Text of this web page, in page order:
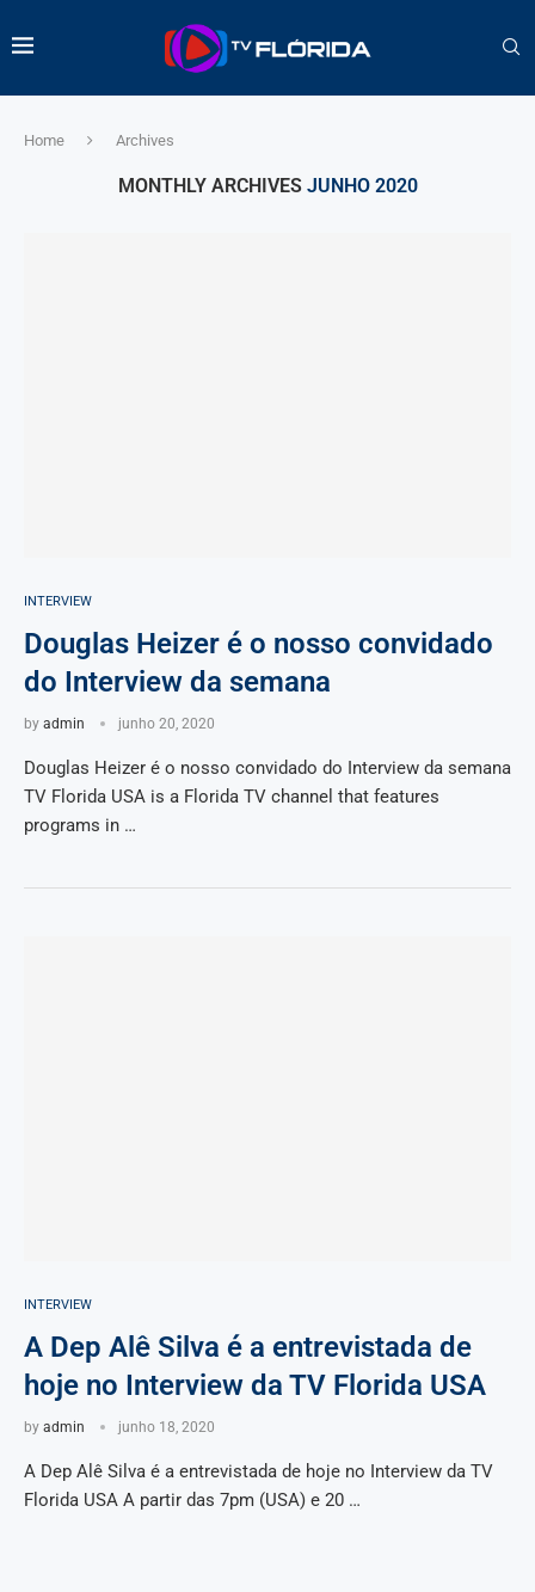
Home Archives
MONTHLY ARCHIVES JUNHO 2020
INTERVIEW
Douglas Heizer é o nosso convidado
do Interview da semana
by admin junho 20, 2020
Douglas Heizer é o nosso convidado do Interview da semana
TV Florida USA is a Florida TV channel that features
programs in …
INTERVIEW
A Dep Alê Silva é a entrevistada de
hoje no Interview da TV Florida USA
by admin junho 18, 2020
A Dep Alê Silva é a entrevistada de hoje no Interview da TV
Florida USA A partir das 7pm (USA) e 20 …